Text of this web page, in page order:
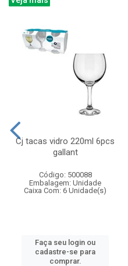
Cj tacas vidro 220ml 6pcs
gallant
Código: 500088
Embalagem: Unidade
Caixa Com: 6 Unidade(s)
Faça seu login ou
cadastre-se para
comprar.